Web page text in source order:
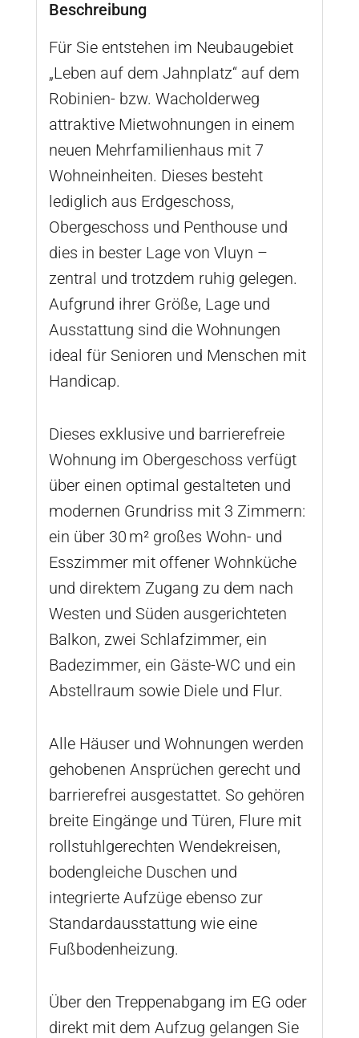
Beschreibung
Für Sie entstehen im Neubaugebiet
„Leben auf dem Jahnplatz“ auf dem
Robinien- bzw. Wacholderweg
attraktive Mietwohnungen in einem
neuen Mehrfamilienhaus mit 7
Wohneinheiten. Dieses besteht
lediglich aus Erdgeschoss,
Obergeschoss und Penthouse und
dies in bester Lage von Vluyn –
zentral und trotzdem ruhig gelegen.
Aufgrund ihrer Größe, Lage und
Ausstattung sind die Wohnungen
ideal für Senioren und Menschen mit
Handicap.
Dieses exklusive und barrierefreie
Wohnung im Obergeschoss verfügt
über einen optimal gestalteten und
modernen Grundriss mit 3 Zimmern:
ein über 30 m² großes Wohn- und
Esszimmer mit offener Wohnküche
und direktem Zugang zu dem nach
Westen und Süden ausgerichteten
Balkon, zwei Schlafzimmer, ein
Badezimmer, ein Gäste-WC und ein
Abstellraum sowie Diele und Flur.
Alle Häuser und Wohnungen werden
gehobenen Ansprüchen gerecht und
barrierefrei ausgestattet. So gehören
breite Eingänge und Türen, Flure mit
rollstuhlgerechten Wendekreisen,
bodengleiche Duschen und
integrierte Aufzüge ebenso zur
Standardausstattung wie eine
Fußbodenheizung.
Über den Treppenabgang im EG oder
direkt mit dem Aufzug gelangen Sie